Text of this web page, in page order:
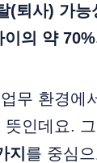
(퇴사) 가능
의 약
무 환경
인데요.
지 를 중심